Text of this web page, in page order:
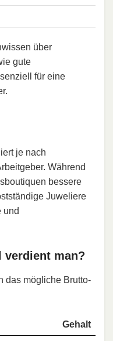
über
gute
für eine
je nach
Während
bessere
Juweliere
und
verdient man?
das mögliche Brutto-
Gehalt